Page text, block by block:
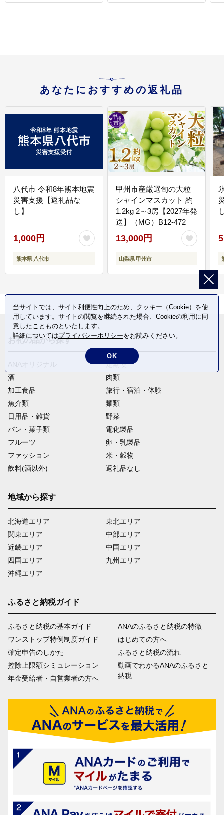
策 ローリングストック
あなたにおすすめの返礼品
八代市 令和8年熊本地震
災害支援【返礼品な
し】
1,000円
熊本県 八代市
甲州市産厳選旬の大粒
シャインマスカット 約
1.2kg 2～3房【2027年発
送】（MG）B12-472
13,000円
山梨県 甲州市
お礼の品から探す
定期便
酒
肉類
加工食品
旅行・宿泊・体験
魚介類
麺類
日用品・雑貨
野菜
パン・菓子類
電化製品
フルーツ
卵・乳製品
ファッション
米・穀物
飲料(酒以外)
返礼品なし
地域から探す
北海道エリア
関東エリア
近畿エリア
四国エリア
沖縄エリア
東北エリア
中部エリア
中国エリア
九州エリア
ふるさと納税ガイド
ふるさと納税の基本ガイド
ワンストップ特例制度ガイド
確定申告のしかた
控除上限額シミュレーション
年金受給者・自営業者の方へ
ANAのふるさと納税の特徴
はじめての方へ
ふるさと納税の流れ
動画でわかるANAのふるさと
納税
当サイトでは、サイト利便性向上のため、クッキー（Cookie）を使
用しています。サイトの閲覧を継続された場合、Cookieの利用に同
意したことものといたします。
詳細についてはプライバシーポリシーをお読みください。
OK